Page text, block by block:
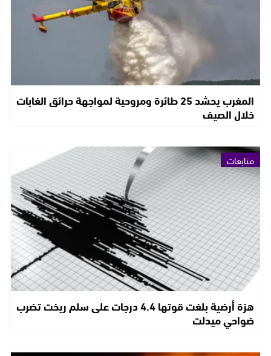
المغرب يحشد 25 طائرة ومروحية لمواجهة حرائق الغابات
خلال الصيف
متابعات
هزة أرضية بلغت قوتها 4.4 درجات على سلم ريخت تضرب
ضواحي ميدلت